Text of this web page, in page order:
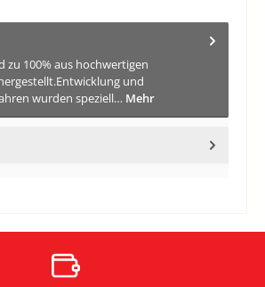
zu 100% aus hochwertigen
und
wurden speziell… Mehr